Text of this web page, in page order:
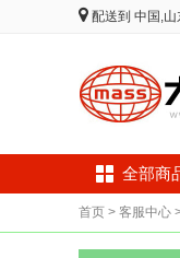
配送到 中国,山
全部商
首页 > 客服中心